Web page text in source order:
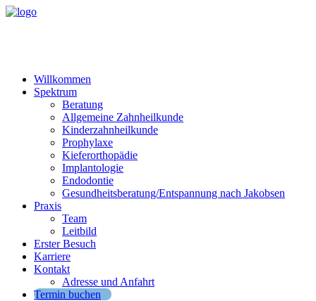
Willkommen
Spektrum
Beratung
Allgemeine Zahnheilkunde
Kinderzahnheilkunde
Prophylaxe
Kieferorthopädie
Implantologie
Endodontie
Gesundheitsberatung/Entspannung nach Jakobsen
Praxis
Team
Leitbild
Erster Besuch
Karriere
Kontakt
Adresse und Anfahrt
Termin buchen